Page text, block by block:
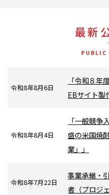
最新
PUBLIC
令和8年8月6日
「令和８年
EBサイト製
令和8年8月4日
「一般競争
盛の米国焼
業」」
令和8年7月22日
事業承継・
者（プロジ